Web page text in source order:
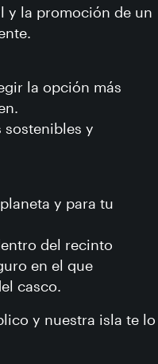
y la promoción de un
la opción más
sostenibles y
y para tu
del recinto
en el que
casco.
y nuestra isla te lo